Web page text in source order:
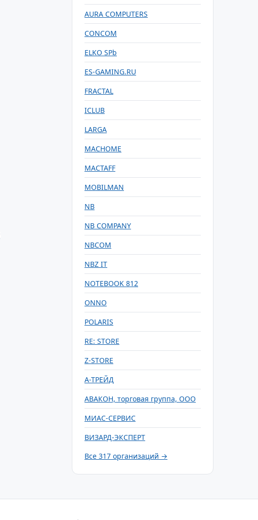
AURA COMPUTERS
CONCOM
ELKO SPb
ES-GAMING.RU
FRACTAL
ICLUB
LARGA
MACHOME
MACTAFF
MOBILMAN
NB
NB COMPANY
NBCOM
NBZ IT
NOTEBOOK 812
ONNO
POLARIS
RE: STORE
Z-STORE
А-ТРЕЙД
АВАКОН, торговая группа, ООО
МИАС-СЕРВИС
ВИЗАРД-ЭКСПЕРТ
Все 317 организаций →